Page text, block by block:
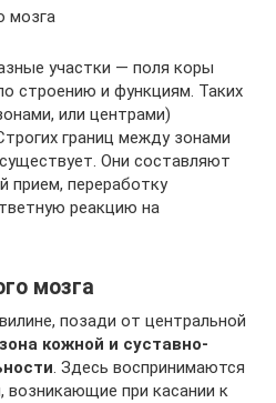
мозга
участки — поля коры
строению и функциям. Таких
или центрами)
границ между зонами
Они составляют
прием, переработку
реакцию на
мозга
позади от центральной
зона кожной и суставно-
. Здесь воспринимаются
возникающие при касании к